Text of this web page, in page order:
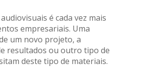
é cada vez mais
empresariais. Uma
um novo projeto, a
resultados ou outro tipo de
deste tipo de materiais.